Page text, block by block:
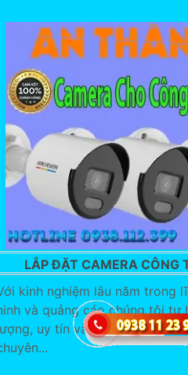
LẮP ĐẶT CAMERA CÔNG
kinh nghiệm lâu năm trong
và quảng cáo chúng tôi tự
uy tín và giá cả phải